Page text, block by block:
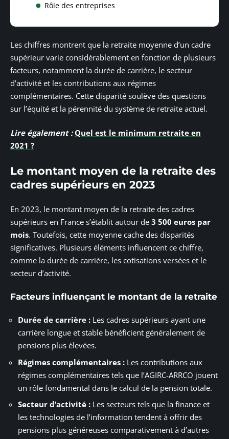
Rôle des entreprises
Les chiffres montrent que la retraite moyenne d’un cadre
supérieur varie considérablement en fonction de plusieurs
facteurs, notamment la durée de carrière, le secteur
d’activité et les contributions aux régimes
complémentaires. Cette disparité soulève des questions
sur l’équité et la pérennité du système de retraite actuel.
Lire également : Quel est le minimum retraite en
2021 ?
Le montant moyen de la retraite des
cadres supérieurs en 2023
En 2023, le montant moyen de la retraite des cadres
supérieurs en France s’établit autour de 3 500 euros par
mois. Toutefois, cette moyenne cache des disparités
significatives. Plusieurs éléments influencent ce chiffre,
comme la durée de carrière, les cotisations versées et le
secteur d’activité.
Facteurs influençant le montant de la retraite
Durée de carrière : Les cadres supérieurs ayant une
carrière longue et stable bénéficient généralement de
pensions plus élevées.
Régimes complémentaires : Les contributions aux
régimes complémentaires tels que l’AGIRC-ARRCO jouent
un rôle fondamental dans le calcul de la pension totale.
Secteur d’activité : Les secteurs tels que la finance et
les technologies de l’information tendent à offrir des
pensions plus généreuses comparativement à d’autres